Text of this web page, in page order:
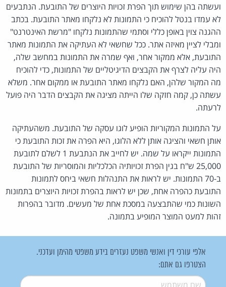
ועשתה בהן שימוש תוך הפרת זכויות היוצרים של התובעת. הנתבעים
לא עמדו בנטל להוכיח כי התמונות לא נלקחו מאתר התובעת. בכתב
ההגנה צוין באופן כללי וסתמי שהתמונות נלקחו "מרשת האינטרנט"
ומבלי לציין מאיזה אתר. ככל שחשאי לא העתיקה את התמונות מאתר
התובעת, אלא ממקור אחר, ואף שמרה את התמונות במחשב שלה,
היה עליה לצרף את הקבצים הדיגיטליים של התמונות, כדי להוכיח
מה המקור שלהן, האם נלקחו מאתר התובעת או ממקום אחר. משלא
עשתה כן, קמה חזקה שלו הייתה מציגה את הקבצים הדבר היה פועל
לרעתה.
על התמונות המקוריות הופיע לוגו עסקה של התובעת. משהעתיקה
אותן חשאי והציגה אותן ללא הלוגו, היא הפרה את זכות התובעת כי
התמונות ייקראו על שמה. יש לחייב את הנתבעת 1 לשלם לתובעת
25,000 ש"ח בגין הפרת זכויותיה הכלכליות והמוסריות של התובעת
ב-70 התמונות. יש לראות את התנהלות חשאי ביחס לתמונות
התובעת כהפרה אחת, שכן יש לראות בהפרת זכויות היוצרים בתמונות
השונות כמי שהתבצעה במסכת אחת של מעשים. מדובר בהפרות
זהות למעט המוצר המופיע בתמונה.
אלפי עורכי דין ואנשי משפט נעזרים בידע משפטי מהימן ועדכני.
הצטרפו גם אתם:
שם משתמש*